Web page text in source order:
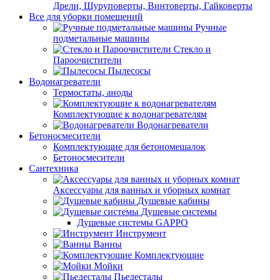
Дрели, Шуруповерты, Винтоверты, Гайковерты
Все для уборки помещений
Ручные
подметальные машины
Стекло и
Пароочистители
Пылесосы
Водонагреватели
Термостаты, аноды
Комплектующие к водонагревателям
Водонагреватели
Бетоносмесители
Комплектующие для бетономешалок
Бетоносмесители
Сантехника
Аксессуары для ванных и уборных комнат
Душевые кабины
Душевые системы
Душевые системы GAPPO
Инструмент
Ванны
Комплектующие
Мойки
Пьедесталы